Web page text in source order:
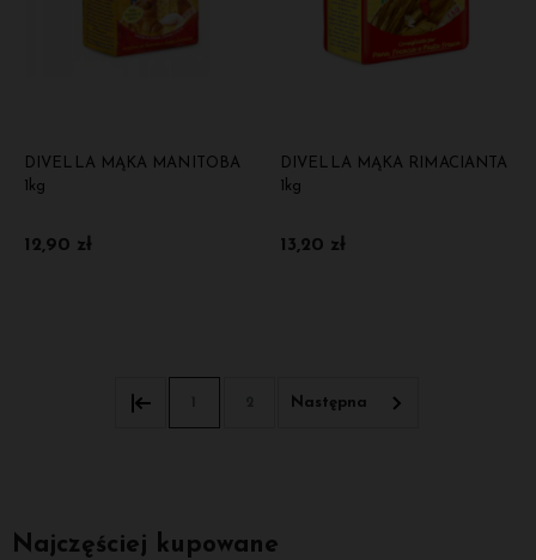
DIVELLA MĄKA MANITOBA
1kg
12,90 zł
DIVELLA MĄKA RIMACIANTA
1kg
13,20 zł
Najczęściej kupowane